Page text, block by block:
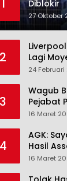
1
Diblokir
27 Oktober
2
Lagi
Ditakuti
24
3
Wagub
Pejabat
16 Maret
4
AGK:
Hasil
16 Maret